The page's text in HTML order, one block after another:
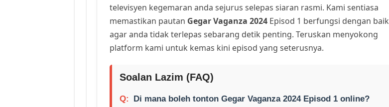
televisyen kegemaran anda sejurus selepas siaran rasmi. Kami sentiasa
memastikan pautan Gegar Vaganza 2024Episod 1 berfungsi dengan baik
agar anda tidak terlepas sebarang detik penting. Teruskan menyokong
platform kami untuk kemas kini episod yang seterusnya.
Soalan Lazim (FAQ)
Di mana boleh tonton Gegar Vaganza 2024 Episod 1 online?